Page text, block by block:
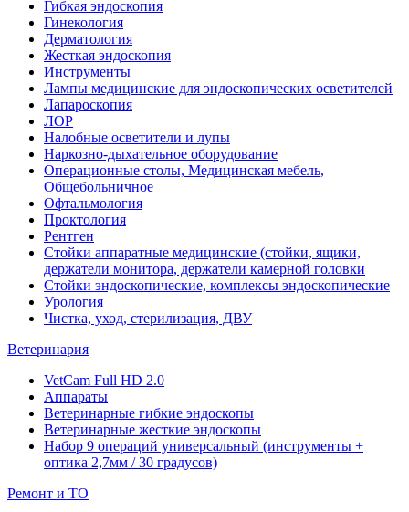
Гибкая эндоскопия
Гинекология
Дерматология
Жесткая эндоскопия
Инструменты
Лампы медицинские для эндоскопических осветителей
Лапароскопия
ЛОР
Налобные осветители и лупы
Наркозно-дыхательное оборудование
Операционные столы, Медицинская мебель,
Общебольничное
Офтальмология
Проктология
Рентген
Стойки аппаратные медицинские (стойки, ящики,
держатели монитора, держатели камерной головки
Стойки эндоскопические, комплексы эндоскопические
Урология
Чистка, уход, стерилизация, ДВУ
Ветеринария
VetCam Full HD 2.0
Аппараты
Ветеринарные гибкие эндоскопы
Ветеринарные жесткие эндоскопы
Набор 9 операций универсальный (инструменты +
оптика 2,7мм / 30 градусов)
Ремонт и ТО